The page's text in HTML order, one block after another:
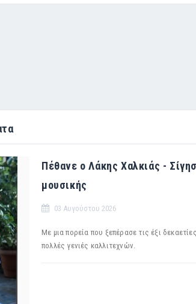
Πέθανε ο Λάκης Χαλκιάς -
μουσικής
03 Αυγούστου 2026
Με μια πορεία που ξεπέρασε τις έξι
πολλές γενιές καλλιτεχνών.